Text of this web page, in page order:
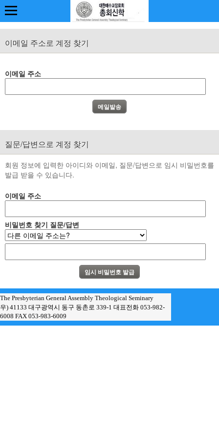
이메일 주소로 계정 찾기
이메일 주소
질문/답변으로 계정 찾기
회원 정보에 입력한 아이디와 이메일, 질문/답변으로 임시 비밀번호를
발급 받을 수 있습니다.
이메일 주소
비밀번호 찾기 질문/답변
The Presbyterian General Assembly Theological Seminary
우) 41133 대구광역시 동구 동촌로 339-1 대표전화 053-982-
6008 FAX 053-983-6009